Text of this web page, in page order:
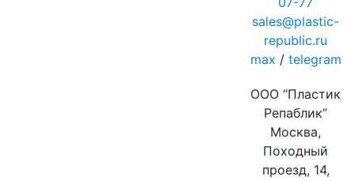
sales@plastic-
republic.ru
max / telegram
ООО “Пластик
Репаблик”
Москва,
Походный
проезд, 14,